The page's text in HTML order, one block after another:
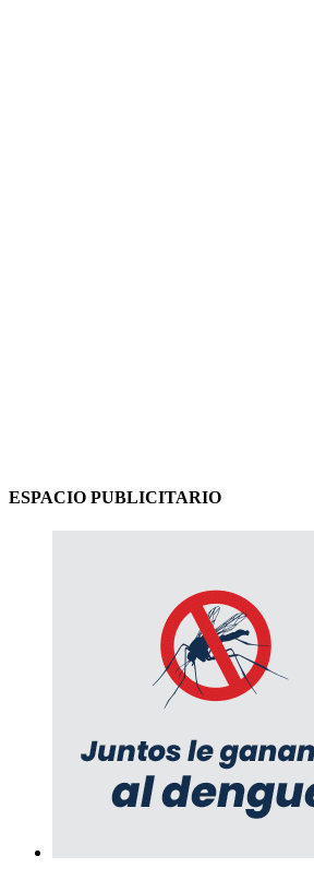
ESPACIO PUBLICITARIO